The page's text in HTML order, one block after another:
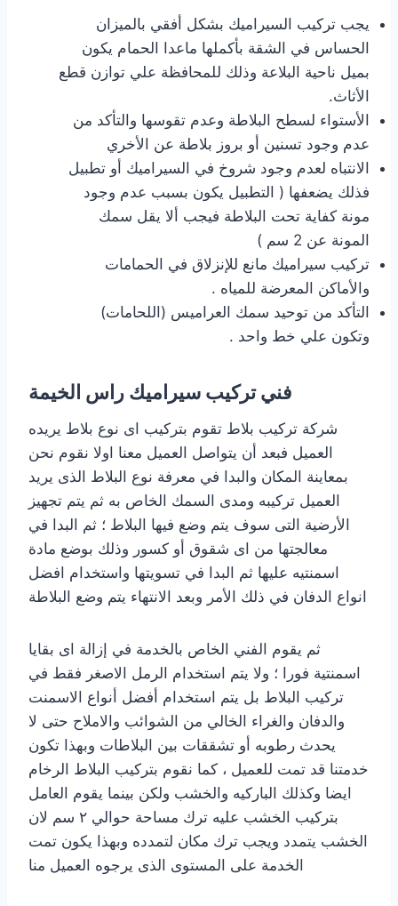
يجب تركيب السيراميك بشكل أفقي بالميزان
الحساس في الشقة بأكملها ماعدا الحمام يكون
بميل ناحية البلاعة وذلك للمحافظة علي توازن قطع
الأثاث.
الأستواء لسطح البلاطة وعدم تقوسها والتأكد من
عدم وجود تسنين أو بروز بلاطة عن الأخري
الانتباه لعدم وجود شروخ في السيراميك أو تطبيل
فذلك يضعفها ( التطبيل يكون بسبب عدم وجود
مونة كفاية تحت البلاطة فيجب ألا يقل سمك
المونة عن 2 سم )
تركيب سيراميك مانع للإنزلاق في الحمامات
والأماكن المعرضة للمياه .
التأكد من توحيد سمك العراميس (اللحامات)
وتكون علي خط واحد .
فني تركيب سيراميك راس الخيمة
شركة تركيب بلاط تقوم بتركيب اى نوع بلاط يريده
العميل فبعد أن يتواصل العميل معنا اولا نقوم نحن
بمعاينة المكان والبدا في معرفة نوع البلاط الذى يريد
العميل تركيبه ومدى السمك الخاص به ثم يتم تجهيز
الأرضية التى سوف يتم وضع فيها البلاط ؛ ثم البدا في
معالجتها من اى شقوق أو كسور وذلك بوضع مادة
اسمنتيه عليها ثم البدا في تسويتها واستخدام افضل
انواع الدفان في ذلك الأمر وبعد الانتهاء يتم وضع البلاطة
ثم يقوم الفني الخاص بالخدمة في إزالة اى بقايا
اسمنتية فورا ؛ ولا يتم استخدام الرمل الاصغر فقط في
تركيب البلاط بل يتم استخدام أفضل أنواع الاسمنت
والدفان والغراء الخالي من الشوائب والاملاح حتى لا
يحدث رطوبه أو تشققات بين البلاطات وبهذا تكون
خدمتنا قد تمت للعميل ، كما نقوم بتركيب البلاط الرخام
ايضا وكذلك الباركيه والخشب ولكن بينما يقوم العامل
بتركيب الخشب عليه ترك مساحة حوالي ٢ سم لان
الخشب يتمدد ويجب ترك مكان لتمدده وبهذا يكون تمت
الخدمة على المستوى الذى يرجوه العميل منا